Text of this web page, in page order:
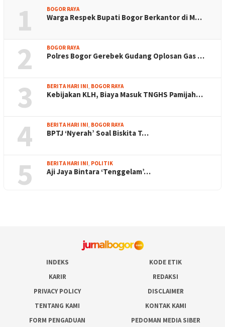
1 BOGOR RAYA
Warga Respek Bupati Bogor Berkantor di M…
2 BOGOR RAYA
Polres Bogor Gerebek Gudang Oplosan Gas …
3 BERITA HARI INI BOGOR RAYA
Kebijakan KLH, Biaya Masuk TNGHS Pamijah…
4 BERITA HARI INI BOGOR RAYA
BPTJ ‘Nyerah’ Soal Biskita T…
5 BERITA HARI INI POLITIK
Aji Jaya Bintara ‘Tenggelam’…
INDEKS
KODE ETIK
KARIR
REDAKSI
PRIVACY POLICY
DISCLAIMER
TENTANG KAMI
KONTAK KAMI
FORM PENGADUAN
PEDOMAN MEDIA SIBER